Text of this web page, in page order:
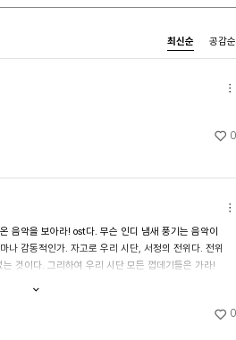
최신순 공감순
0
음악을 보아라! ost다. 무슨 인디 냄새 풍기는 음악이
나 감동적인가. 자고로 우리 시단, 서정의 전위다. 전위
것이다. 그리하여 우리 시단 모든 껍데기들은 가라!
내용
0